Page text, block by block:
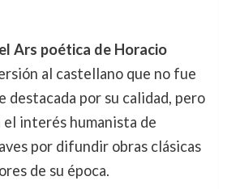
Ars poética de Horacio
al castellano que no fue
destacada por su calidad, pero
el interés humanista de
por difundir obras clásicas
de su época.